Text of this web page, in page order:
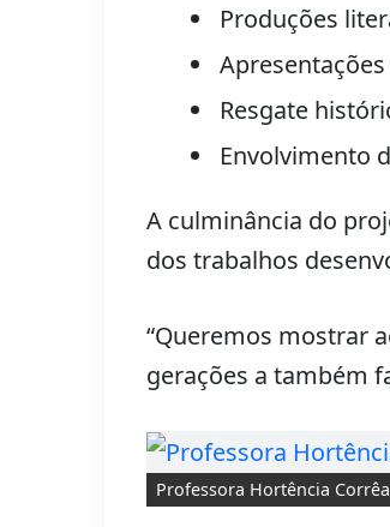
Produções
Resgate
Envolvimento
A culminância do
dos trabalhos
“Queremos mostrar
gerações a também
Professora Hortência Corrêa